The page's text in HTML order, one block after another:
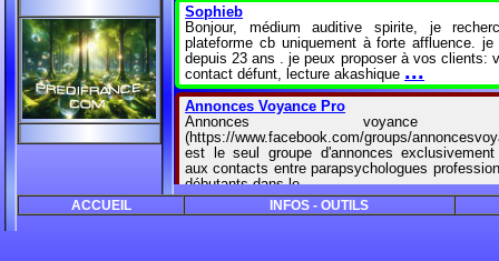
Sophieb
Bonjour, médium auditive spirite, je
plateforme cb uniquement à forte affluence. je
depuis 23 ans . je peux proposer à vos clients:
contact défunt, lecture akashique ...
Annonces Voyance Pro
Annonces voyance
(https://www.facebook.com/groups/
est le seul groupe d'annonces exclusivement
aux contacts entre parapsychologues
débutants dans le...
Predi.eu
ACCUEIL INFOS - OUTILS